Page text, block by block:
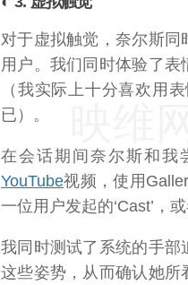
对于虚拟触觉，奈尔斯
用户。我们同时体验了
（我实际上十分喜欢用
已）。
在会话期间奈尔斯和我
YouTube视频，使用
一位用户发起的‘Cast’，
我同时测试了系统的手部
这些姿势，从而确认她所